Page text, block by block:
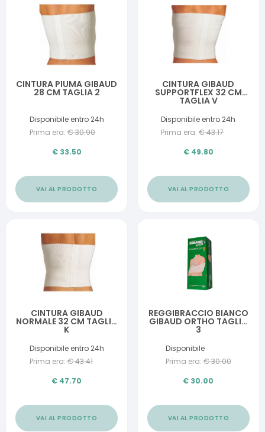
CINTURA PIUMA GIBAUD
28 CM TAGLIA 2
Disponibile entro 24h
Prima era: €30.90
€ 33.50
VAI AL PRODOTTO
CINTURA GIBAUD
SUPPORTFLEX 32 CM
TAGLIA V
Disponibile entro 24h
Prima era: €43.17
€ 49.80
VAI AL PRODOTTO
CINTURA GIBAUD
NORMALE 32 CM TAGLIA
K
Disponibile entro 24h
Prima era: €43.41
€ 47.70
VAI AL PRODOTTO
REGGIBRACCIO BIANCO
GIBAUD ORTHO TAGLIA
3
Disponibile
Prima era: €30.00
€ 30.00
VAI AL PRODOTTO